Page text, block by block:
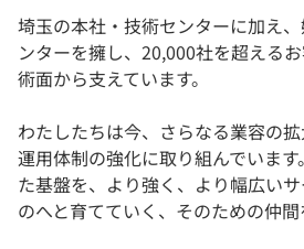
埼玉の本社・技術センターに加え
ンターを擁し、20,000社を超える
術面から支えています。
わたしたちは今、さらなる業容の
運用体制の強化に取り組んでいま
た基盤を、より強く、より幅広い
のへと育てていく、そのための仲間